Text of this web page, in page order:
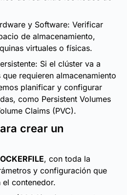
y Software: Verificar
de almacenamiento,
virtuales o físicas.
Si el clúster va a
requieren almacenamiento
planificar y configurar
como Persistent Volumes
Claims (PVC).
crear un
, con toda la
y configuración que
el contenedor.